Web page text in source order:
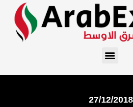
27/12/2018